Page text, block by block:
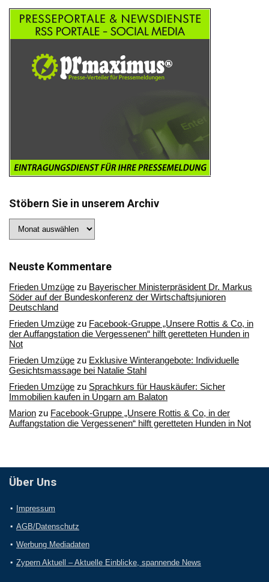
Stöbern Sie in unserem Archiv
Sie
Archiv
Neuste Kommentare
Frieden Umzüge zu Bayerischer Ministerpräsident Dr. Markus
Söder auf der Bundeskonferenz der Wirtschaftsjunioren
Deutschland
Frieden Umzüge zu Facebook-Gruppe „Unsere Rottis & Co, in
der Auffangstation die Vergessenen“ hilft geretteten Hunden in
Not
Frieden Umzüge zu Exklusive Winterangebote: Individuelle
Gesichtsmassage bei Natalie Stahl
Frieden Umzüge zu Sprachkurs für Hauskäufer: Sicher
Immobilien kaufen in Ungarn am Balaton
Marion zu Facebook-Gruppe „Unsere Rottis & Co, in der
Auffangstation die Vergessenen“ hilft geretteten Hunden in Not
Über Uns
Impressum
AGB/Datenschutz
Werbung Mediadaten
Zypern Aktuell – Aktuelle Einblicke, spannende News